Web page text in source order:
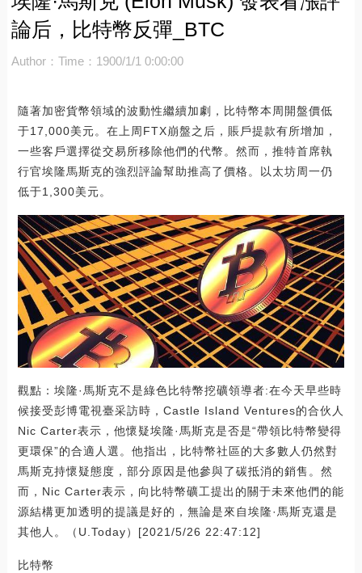
論后，比特幣反彈_BTC
Author： Time：1900/1/1 0:00:00
隨著加密貨幣領域的波動性繼續加劇，比特幣本周開盤價低
于17,000美元。在上周FTX崩盤之后，賬戶提款有所增加，
一些客戶選擇從交易所移除他們的代幣。然而，推特首席執
行官埃隆馬斯克的強烈評論幫助推高了價格。以太坊周一仍
低于1,300美元。
觀點：埃隆·馬斯克不是綠色比特幣挖礦領導者:在今天早些時
候接受彭博電視臺采訪時，Castle Island Ventures的合伙人
Nic Carter表示，他懷疑埃隆·馬斯克是否是“帶領比特幣變得
更環保”的合適人選。他指出，比特幣社區的大多數人仍然對
馬斯克持懷疑態度，部分原因是他參與了碳抵消的銷售。然
而，Nic Carter表示，向比特幣礦工提出的關于未來他們的能
源結構更加透明的提議是好的，無論是來自埃隆·馬斯克還是
其他人。（U.Today）[2021/5/26 22:47:12]
比特幣